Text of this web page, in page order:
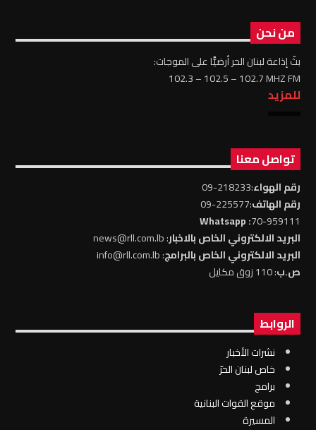
من نحن
بثّ إذاعة لبنان الحر أرضيًّا على الموجات:
102.3 – 102.5 – 102.7 MHZ FM
للمزيد
تواصل معنا
رقم الهواء:218233-09
رقم الهاتف:225577-09
70-959111
: Whatsapp
البريد الالكتروني الخاص بالاخبار: news@rll.com.lb
البريد الالكتروني الخاص بالبرامج: info@rll.com.lb
ص.ب: 110 زوق مكايل
الروابط
نشرات الأخبار
خاص لبنان الحرّ
برامج
موقع القوات البنانية
المسيرة